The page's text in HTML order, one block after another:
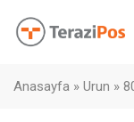
Anasayfa » Urun »